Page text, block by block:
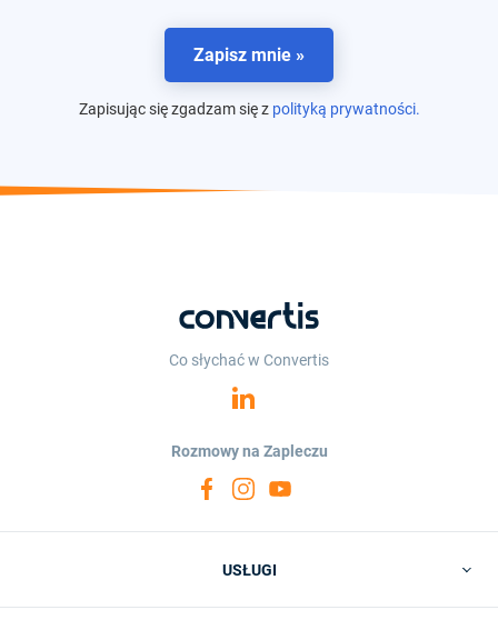
Zapisz mnie »
Zapisując się zgadzam się z polityką prywatności.
Co słychać w Convertis
Rozmowy na Zapleczu
USŁUGI